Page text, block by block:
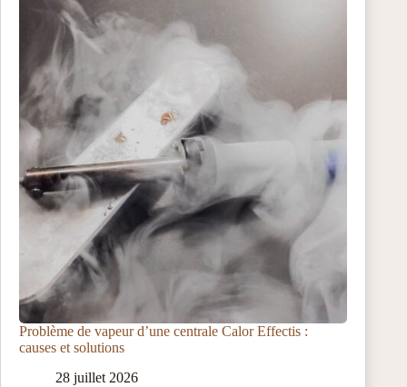
Problème de vapeur d’une centrale Calor Effectis :
causes et solutions
28 juillet 2026